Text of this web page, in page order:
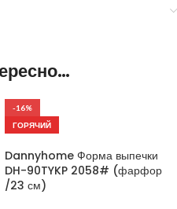
-16%
ГОРЯЧИЙ
Dannyhome Форма выпечки
DH-90TYKP 2058# (фарфор
/23 см)